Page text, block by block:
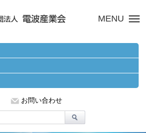
MENU
お問い合わせ